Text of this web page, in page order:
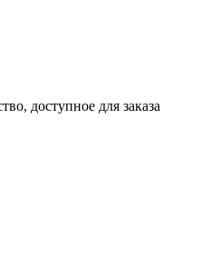
доступное для заказа